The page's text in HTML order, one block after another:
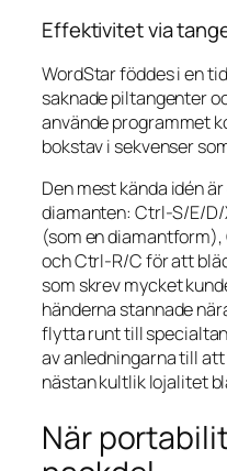
Effektivitet via
WordStar föddes i en
saknade piltangenter
använde programmet
bokstav i sekvenser
Den mest kända idén
diamanten: Ctrl-S/E/
(som en
och Ctrl-R/C för att
som skrev mycket
händerna stannade
flytta runt till
av anledningarna till
nästan kultlik lojalitet
När